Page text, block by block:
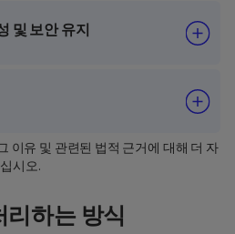
및 보안 유지
이유 및 관련된 법적 근거에 대해 더 자
시오.
하는 방식